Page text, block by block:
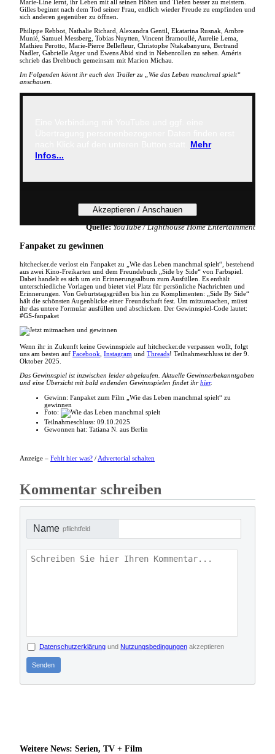
Marie-Line lernt, ihr Leben mit all seinen Höhen und Tiefen besser zu meistern.
Gilles beginnt nach dem Tod seiner Frau, endlich wieder Freude zu empfinden und
sich anderen gegenüber zu öffnen.
Philippe Rebbot, Nathalie Richard, Alexandra Gentil, Ekatarina Rusnak, Ambre
Munié, Samuel Messberg, Tobias Nuytten, Vincent Bramoullé, Aurelie Lema,
Mathieu Perotto, Marie-Pierre Bellefleur, Christophe Ntakabanyura, Bertrand
Nadler, Gabrielle Atger und Ewens Abid sind in Nebenrollen zu sehen. Améris
schrieb das Drehbuch gemeinsam mit Marion Michau.
Im Folgenden könnt ihr euch den Trailer zu „Wie das Leben manchmal spielt“
anschauen.
Mehr
Infos...
Quelle: YouTube / Lighthouse Home Entertainment
Fanpaket zu gewinnen
hitchecker.de verlost ein Fanpaket zu „Wie das Leben manchmal spielt“, bestehend
aus zwei Kino-Freikarten und dem Freundebuch „Side by Side“ von Farbspiel.
Dabei handelt es sich um ein Erinnerungsalbum zum Ausfüllen. Es enthält
unterschiedliche Vorlagen und bietet viel Platz für persönliche Nachrichten und
Erinnerungen. Von Geburtstagsgrüßen bis hin zu Komplimenten: „Side By Side“
hält die schönsten Augenblicke einer Freundschaft fest. Um mitzumachen, müsst
ihr das untere Formular ausfüllen und abschicken. Der Gewinnspiel-Code lautet:
#GS-fanpaket
Wenn ihr in Zukunft keine Gewinnspiele auf hitchecker.de verpassen wollt, folgt
uns am besten auf Facebook Instagram und Threads! Teilnahmeschluss ist der 9.
Oktober 2025.
Das Gewinnspiel ist inzwischen leider abgelaufen. Aktuelle Gewinnerbekanntgaben
und eine Übersicht mit bald endenden Gewinnspielen findet ihrhier.
Gewinn: Fanpaket zum Film „Wie das Leben manchmal spielt“ zu
gewinnen
Foto:
Teilnahmeschluss: 09.10.2025
Gewonnen hat: Tatiana N. aus Berlin
Anzeige – Fehlt hier was? / Advertorial schalten
Kommentar schreiben
Name pflichtfeld
Datenschutzerklärung und Nutzungsbedingungen akzeptieren
Senden
Weitere News: Serien, TV + Film